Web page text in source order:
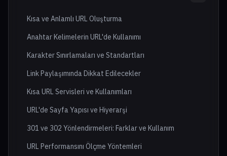
Kısa ve Anlamlı URL Oluşturma
Anahtar Kelimelerin URL'de Kullanımı
Karakter Sınırlamaları ve Standartları
Link Paylaşımında Dikkat Edilecekler
Kısa URL Servisleri ve Kullanımları
URL'de Sayfa Yapısı ve Hiyerarşi
301 ve 302 Yönlendirmeleri: Farklar ve Kullanım
URL Performansını Ölçme Yöntemleri